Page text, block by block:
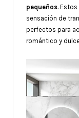
pequeños.
sensación de
perfectos para
romántico y